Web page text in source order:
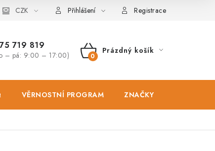
údajů Zásady použivání souboru cookies
CZK Přihlášení Registrace
719 819
– pá: 9:00 – 17:00)
NÁKUPNÍ
Prázdný košík
VĚRNOSTNÍ PROGRAM ZNAČKY